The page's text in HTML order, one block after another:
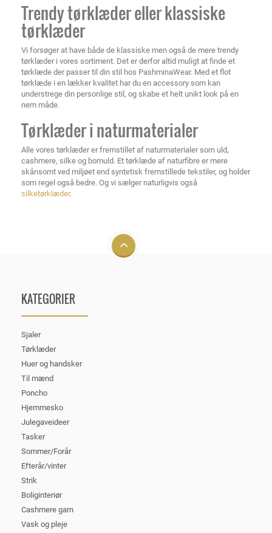
Trendy tørklæder eller klassiske
tørklæder
Vi forsøger at have både de klassiske men også de mere trendy
tørklæder i vores sortiment. Det er derfor altid muligt at finde et
tørklæde der passer til din stil hos PashminaWear. Med et flot
tørklæde i en lækker kvalitet har du en accessory som kan
understrege din personlige stil, og skabe et helt unikt look på en
nem måde.
Tørklæder i naturmaterialer
Alle vores tørklæder er fremstillet af naturmaterialer som uld,
cashmere, silke og bomuld. Et tørklæde af naturfibre er mere
skånsomt ved miljøet end syntetisk fremstillede tekstiler, og holder
som regel også bedre. Og vi sælger naturligvis også
silketørklæder.
KATEGORIER
Sjaler
Tørklæder
Huer og handsker
Til mænd
Poncho
Hjemmesko
Julegaveideer
Tasker
Sommer/Forår
Efterår/vinter
Strik
Boliginteriør
Cashmere garn
Vask og pleje